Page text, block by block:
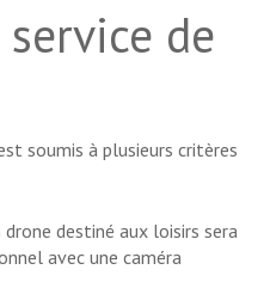
de
soumis à plusieurs critères
destiné aux loisirs sera
avec une caméra